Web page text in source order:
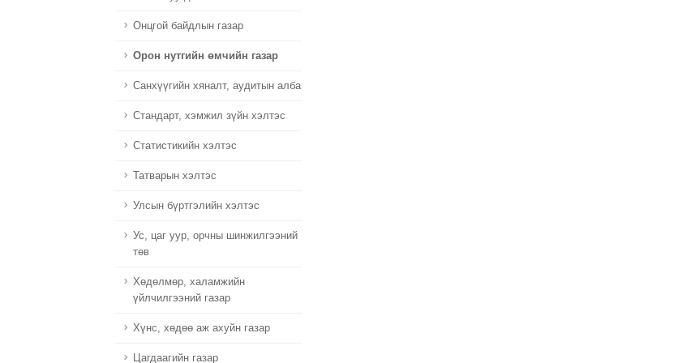
Онцгой байдлын газар
Орон нутгийн өмчийн газар
Санхүүгийн хяналт, аудитын алба
Стандарт, хэмжил зүйн хэлтэс
Статистикийн хэлтэс
Татварын хэлтэс
Улсын бүртгэлийн хэлтэс
Ус, цаг уур, орчны шинжилгээний
төв
Хөдөлмөр, халамжийн
үйлчилгээний газар
Хүнс, хөдөө аж ахуйн газар
Цагдаагийн газар